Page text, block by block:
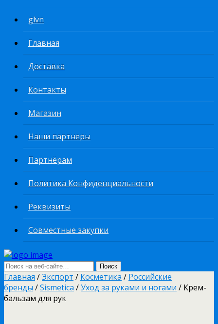
glvn
Главная
Доставка
Контакты
Магазин
Наши партнеры
Партнёрам
Политика Конфиденциальности
Реквизиты
Совместные закупки
Главная /Экспорт / Косметика / Российские
бренды /Sismetica /Уход за руками и ногами / Крем-
бальзам для рук